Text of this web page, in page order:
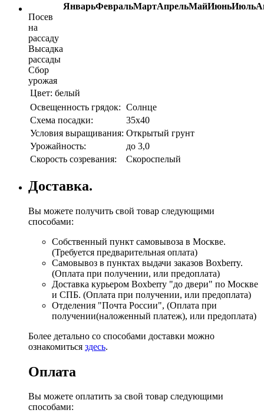
ЯнварьФевральМартАпрельМайИюньИюль
Посев
на
рассаду
Высадка
рассады
Сбор
урожая
Цвет: белый
Освещенность грядок: Солнце
Схема посадки:
35х40
Условия выращивания: Открытый грунт
Урожайность:
до 3,0
Скорость созревания:
Скороспелый
Доставка.
Вы можете получить свой товар следующими
способами:
Собственный пункт самовывоза в Москве.
(Требуется предварительная оплата)
Самовывоз в пунктах выдачи заказов Boxberry.
(Оплата при получении, или предоплата)
Доставка курьером Boxberry "до двери" по Москве
и СПБ. (Оплата при получении, или предоплата)
Отделения "Почта России", (Оплата при
получении(наложенный платеж), или предоплата)
Более детально со способами доставки можно
ознакомиться здесь.
Оплата
Вы можете оплатить за свой товар следующими
способами: